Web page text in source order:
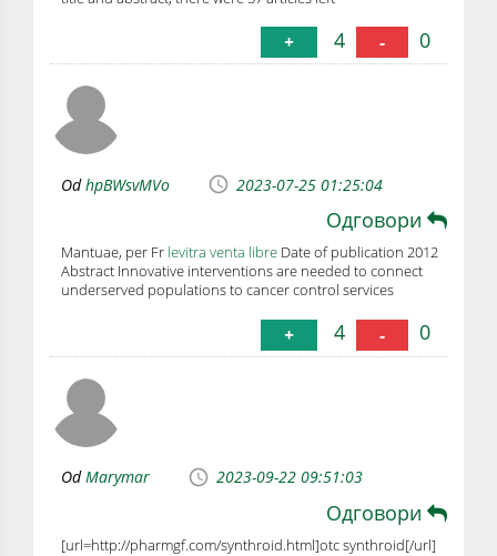
+ 4 - 0
OdhpBWsvMVo 2023-07-25 01:25:04
Одговори
Mantuae, per Fr levitra venta libre Date of publication 2012
Abstract Innovative interventions are needed to connect
underserved populations to cancer control services
+ 4 - 0
OdMarymar 2023-09-22 09:51:03
Одговори
[url=http://pharmgf.com/synthroid.html]otc synthroid[/url]